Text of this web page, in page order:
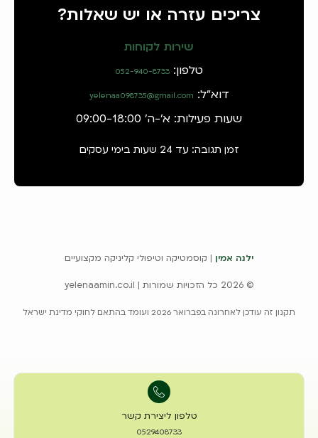
צריכים עזרה או יש שאלות?
שירות לקוחות
טלפון: 052-940-8733
דוא"ל: yelenaa098735@gmail.com
שעות פעילות: א'-ה' 09:00-18:00
זמן תגובה: עד 24 שעות בימי עסקים
ילנה אמין | קוסמטיקה וטיפולי קליניקה מקצועיים
© 2026 כל הזכויות שמורות | yelenaamin.co.il
תקנון זה עודכן לאחרונה בפברואר 2026 ועומד בהתאם לחוקי מדינת ישראל
טלפון ליצירת קשר
0529408733